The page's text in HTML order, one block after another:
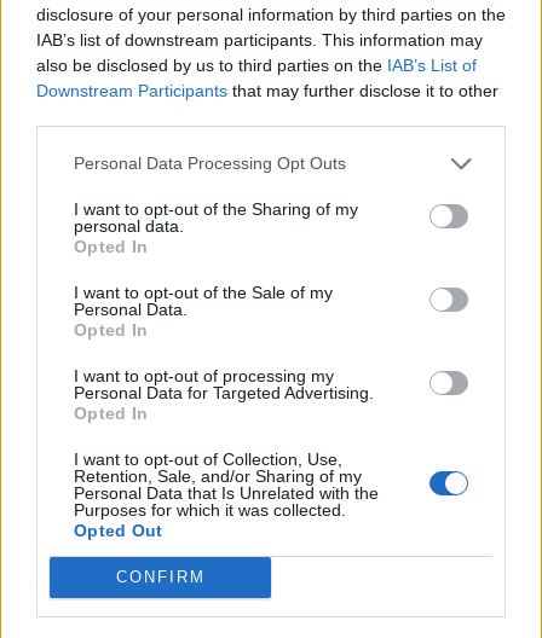
disclosure of your personal information by third parties on the
IAB’s list of downstream participants. This information may
also be disclosed by us to third parties on the IAB’s List of
Downstream Participants that may further disclose it to other
Personal Data Processing Opt Outs
I want to opt-out of the Sharing of my
personal data.
Opted In
I want to opt-out of the Sale of my
Personal Data.
Opted In
I want to opt-out of processing my
Personal Data for Targeted Advertising.
Opted In
I want to opt-out of Collection, Use,
Retention, Sale, and/or Sharing of my
Personal Data that Is Unrelated with the
Purposes for which it was collected.
Opted Out
CONFIRM
Pedig szóltam… – Miért nem hiszünk a
A legidegesítőbb kifejezések laza
gyűjteménye
Elyna Robbs: Adéle és az örökölt árnyak
A világ legismertebb ruhái